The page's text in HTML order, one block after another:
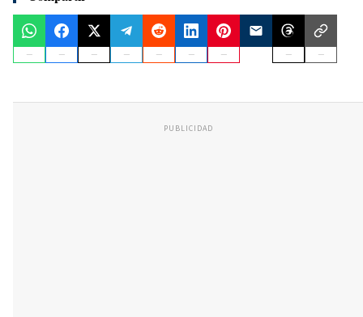
PUBLICIDAD